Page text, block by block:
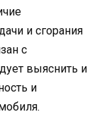
и сгорания
с
выяснить и
и